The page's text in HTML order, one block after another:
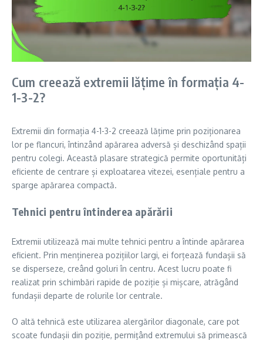
Cum creează extremii lățime în formația 4-
1-3-2?
Extremii din formația 4-1-3-2 creează lățime prin poziționarea
lor pe flancuri, întinzând apărarea adversă și deschizând spații
pentru colegi. Această plasare strategică permite oportunități
eficiente de centrare și exploatarea vitezei, esențiale pentru a
sparge apărarea compactă.
Tehnici pentru întinderea apărării
Extremii utilizează mai multe tehnici pentru a întinde apărarea
eficient. Prin menținerea pozițiilor largi, ei forțează fundașii să
se disperseze, creând goluri în centru. Acest lucru poate fi
realizat prin schimbări rapide de poziție și mișcare, atrăgând
fundașii departe de rolurile lor centrale.
O altă tehnică este utilizarea alergărilor diagonale, care pot
scoate fundașii din poziție, permițând extremului să primească